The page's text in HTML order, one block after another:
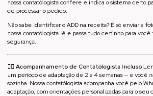
nossa contatólogista confere e indica o sistema certo
de processar o pedido.
Não sabe identificar o ADD na receita? É só enviar a
nossa contatólogista lê e passa tudo certinho para
segurança.
👩‍⚕️ Acompanhamento de Contatólogista Incluso
um período de adaptação de 2 a 4 semanas — e você
sozinha. Nossa contatólogista acompanha você pelo
adaptação, com orientações personalizadas para o seu